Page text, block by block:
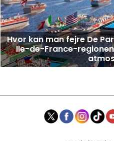
Hvor kan man fejre De
Ile-de-France-